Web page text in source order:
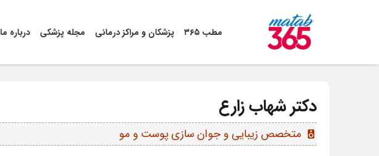
مطب ۳۶۵ پزشکان و مراکز درمانی مجله پزشکی درباره ما
دکتر شهاب زارع
speaker متخصص زیبایی و جوان سازی پوست و مو